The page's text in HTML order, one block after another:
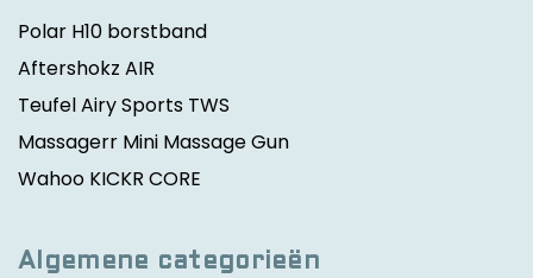
Polar H10 borstband
Aftershokz AIR
Teufel Airy Sports TWS
Massagerr Mini Massage Gun
Wahoo KICKR CORE
Algemene categorieën